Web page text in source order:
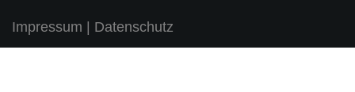
Impressum | Datenschutz